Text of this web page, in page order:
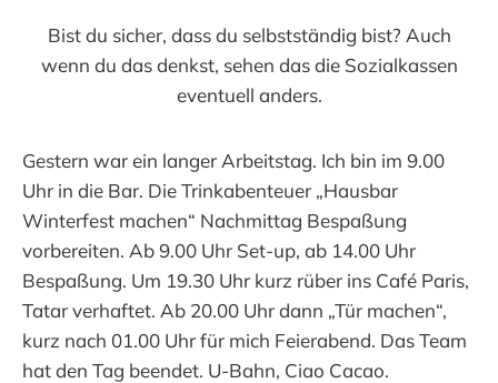
Bist du sicher, dass du selbstständig bist? Auch
wenn du das denkst, sehen das die Sozialkassen
eventuell anders.
Gestern war ein langer Arbeitstag. Ich bin im 9.00
Uhr in die Bar. Die Trinkabenteuer „Hausbar
Winterfest machen“ Nachmittag Bespaßung
vorbereiten. Ab 9.00 Uhr Set-up, ab 14.00 Uhr
Bespaßung. Um 19.30 Uhr kurz rüber ins Café Paris,
Tatar verhaftet. Ab 20.00 Uhr dann „Tür machen“,
kurz nach 01.00 Uhr für mich Feierabend. Das Team
hat den Tag beendet. U-Bahn, Ciao Cacao.